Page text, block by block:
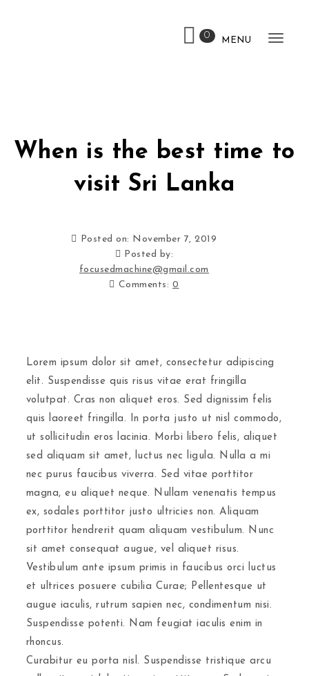
0 MENU
When is the best time to
visit Sri Lanka
Posted on: November 7, 2019
Posted by:
focusedmachine@gmail.com
Comments: 0
Lorem ipsum dolor sit amet, consectetur adipiscing
elit. Suspendisse quis risus vitae erat fringilla
volutpat. Cras non aliquet eros. Sed dignissim felis
quis laoreet fringilla. In porta justo ut nisl commodo,
ut sollicitudin eros lacinia. Morbi libero felis, aliquet
sed aliquam sit amet, luctus nec ligula. Nulla a mi
nec purus faucibus viverra. Sed vitae porttitor
magna, eu aliquet neque. Nullam venenatis tempus
ex, sodales porttitor justo ultricies non. Aliquam
porttitor hendrerit quam aliquam vestibulum. Nunc
sit amet consequat augue, vel aliquet risus.
Vestibulum ante ipsum primis in faucibus orci luctus
et ultrices posuere cubilia Curae; Pellentesque ut
augue iaculis, rutrum sapien nec, condimentum nisi.
Suspendisse potenti. Nam feugiat iaculis enim in
rhoncus.
Curabitur eu porta nisl. Suspendisse tristique arcu